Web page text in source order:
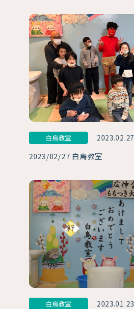
白鳥教室 2023.02.27
2023/02/27 白鳥教室
白鳥教室 2023.01.23